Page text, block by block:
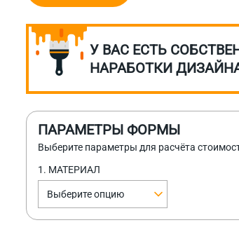
У ВАС ЕСТЬ
НАРАБОТКИ
ПАРАМЕТРЫ ФОРМЫ
Выберите параметры для расчёта
1. МАТЕРИАЛ
Выберите опцию